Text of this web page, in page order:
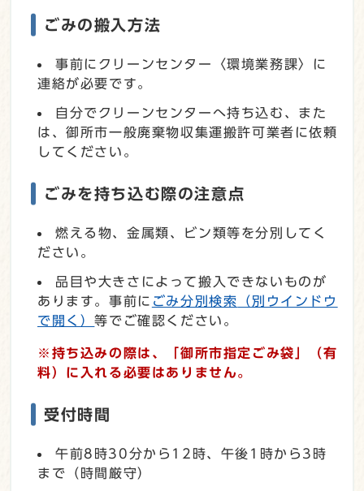
ごみの搬入方法
事前にクリーンセンター〈環境業務課〉に
連絡が必要です。
自分でクリーンセンターへ持ち込む、また
は、御所市一般廃棄物収集運搬許可業者に依頼
してください。
ごみを持ち込む際の注意点
燃える物、金属類、ビン類等を分別してく
ださい。
品目や大きさによって搬入できないものが
あります。事前に ごみ分別検索 （別ウインドウ
で開く）等でご確認ください。
※持ち込みの際は、「御所市指定ごみ袋」（有
料）に入れる必要はありません。
受付時間
午前8時30分から12時、午後1時から3時
まで（時間厳守）